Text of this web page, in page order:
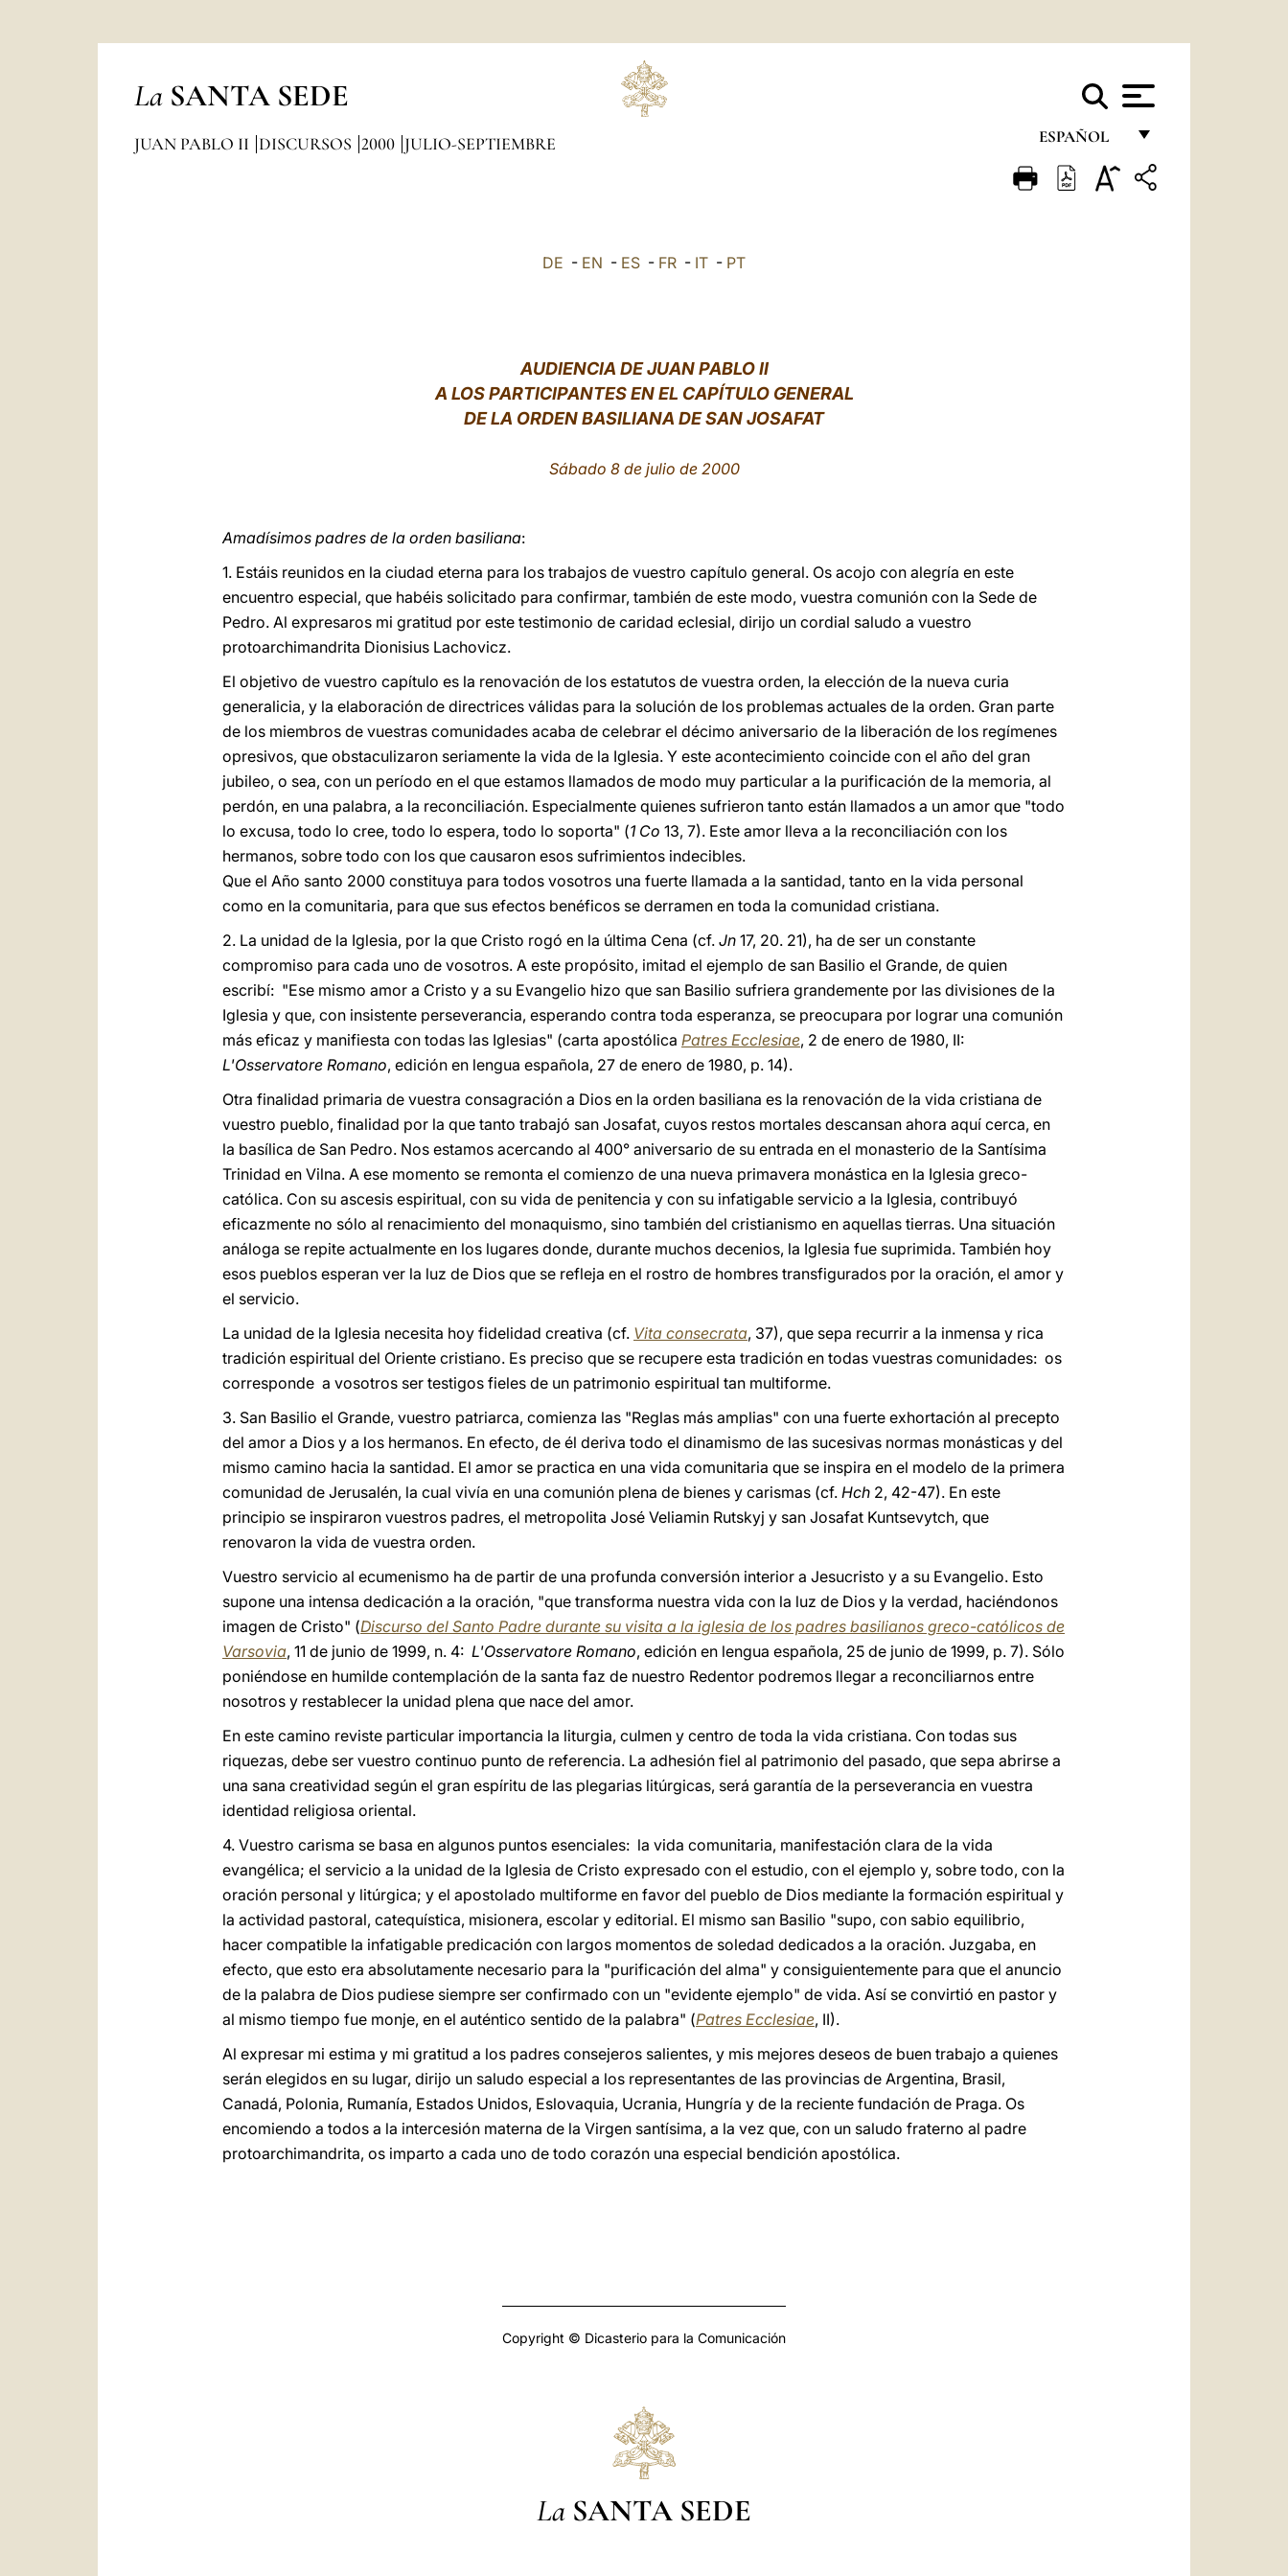
La SANTA SEDE
ESPAÑOL
FRANÇAIS
JUAN PABLO II DISCURSOS 2000 JULIO-SEPTIEMBRE
DE - EN - ES - FR - IT - PT
AUDIENCIA DE JUAN PABLO II
A LOS PARTICIPANTES EN EL CAPÍTULO GENERAL
DE LA ORDEN BASILIANA DE SAN JOSAFAT
Sábado 8 de julio de 2000
Amadísimos padres de la orden basiliana:
1. Estáis reunidos en la ciudad eterna para los trabajos de vuestro capítulo general. Os acojo con alegría en este
encuentro especial, que habéis solicitado para confirmar, también de este modo, vuestra comunión con la Sede de
Pedro. Al expresaros mi gratitud por este testimonio de caridad eclesial, dirijo un cordial saludo a vuestro
protoarchimandrita Dionisius Lachovicz.
El objetivo de vuestro capítulo es la renovación de los estatutos de vuestra orden, la elección de la nueva curia
generalicia, y la elaboración de directrices válidas para la solución de los problemas actuales de la orden. Gran parte
de los miembros de vuestras comunidades acaba de celebrar el décimo aniversario de la liberación de los regímenes
opresivos, que obstaculizaron seriamente la vida de la Iglesia. Y este acontecimiento coincide con el año del gran
jubileo, o sea, con un período en el que estamos llamados de modo muy particular a la purificación de la memoria, al
perdón, en una palabra, a la reconciliación. Especialmente quienes sufrieron tanto están llamados a un amor que "todo
lo excusa, todo lo cree, todo lo espera, todo lo soporta" (1 Co 13, 7). Este amor lleva a la reconciliación con los
hermanos, sobre todo con los que causaron esos sufrimientos indecibles.
Que el Año santo 2000 constituya para todos vosotros una fuerte llamada a la santidad, tanto en la vida personal
como en la comunitaria, para que sus efectos benéficos se derramen en toda la comunidad cristiana.
2. La unidad de la Iglesia, por la que Cristo rogó en la última Cena (cf. Jn 17, 20. 21), ha de ser un constante
compromiso para cada uno de vosotros. A este propósito, imitad el ejemplo de san Basilio el Grande, de quien
escribí: "Ese mismo amor a Cristo y a su Evangelio hizo que san Basilio sufriera grandemente por las divisiones de la
Iglesia y que, con insistente perseverancia, esperando contra toda esperanza, se preocupara por lograr una comunión
más eficaz y manifiesta con todas las Iglesias" (carta apostólica Patres Ecclesiae, 2 de enero de 1980, II:
L'Osservatore Romano, edición en lengua española, 27 de enero de 1980, p. 14).
Otra finalidad primaria de vuestra consagración a Dios en la orden basiliana es la renovación de la vida cristiana de
vuestro pueblo, finalidad por la que tanto trabajó san Josafat, cuyos restos mortales descansan ahora aquí cerca, en
la basílica de San Pedro. Nos estamos acercando al 400° aniversario de su entrada en el monasterio de la Santísima
Trinidad en Vilna. A ese momento se remonta el comienzo de una nueva primavera monástica en la Iglesia greco-
católica. Con su ascesis espiritual, con su vida de penitencia y con su infatigable servicio a la Iglesia, contribuyó
eficazmente no sólo al renacimiento del monaquismo, sino también del cristianismo en aquellas tierras. Una situación
análoga se repite actualmente en los lugares donde, durante muchos decenios, la Iglesia fue suprimida. También hoy
esos pueblos esperan ver la luz de Dios que se refleja en el rostro de hombres transfigurados por la oración, el amor y
el servicio.
La unidad de la Iglesia necesita hoy fidelidad creativa (cf. Vita consecrata, 37), que sepa recurrir a la inmensa y rica
tradición espiritual del Oriente cristiano. Es preciso que se recupere esta tradición en todas vuestras comunidades: os
corresponde a vosotros ser testigos fieles de un patrimonio espiritual tan multiforme.
3. San Basilio el Grande, vuestro patriarca, comienza las "Reglas más amplias" con una fuerte exhortación al precepto
del amor a Dios y a los hermanos. En efecto, de él deriva todo el dinamismo de las sucesivas normas monásticas y del
mismo camino hacia la santidad. El amor se practica en una vida comunitaria que se inspira en el modelo de la primera
comunidad de Jerusalén, la cual vivía en una comunión plena de bienes y carismas (cf. Hch 2, 42-47). En este
principio se inspiraron vuestros padres, el metropolita José Veliamin Rutskyj y san Josafat Kuntsevytch, que
renovaron la vida de vuestra orden.
Vuestro servicio al ecumenismo ha de partir de una profunda conversión interior a Jesucristo y a su Evangelio. Esto
supone una intensa dedicación a la oración, "que transforma nuestra vida con la luz de Dios y la verdad, haciéndonos
imagen de Cristo" (Discurso del Santo Padre durante su visita a la iglesia de los padres basilianos greco-católicos de
Varsovia, 11 de junio de 1999, n. 4: L'Osservatore Romano, edición en lengua española, 25 de junio de 1999, p. 7). Sólo
poniéndose en humilde contemplación de la santa faz de nuestro Redentor podremos llegar a reconciliarnos entre
nosotros y restablecer la unidad plena que nace del amor.
En este camino reviste particular importancia la liturgia, culmen y centro de toda la vida cristiana. Con todas sus
riquezas, debe ser vuestro continuo punto de referencia. La adhesión fiel al patrimonio del pasado, que sepa abrirse a
una sana creatividad según el gran espíritu de las plegarias litúrgicas, será garantía de la perseverancia en vuestra
identidad religiosa oriental.
4. Vuestro carisma se basa en algunos puntos esenciales: la vida comunitaria, manifestación clara de la vida
evangélica; el servicio a la unidad de la Iglesia de Cristo expresado con el estudio, con el ejemplo y, sobre todo, con la
oración personal y litúrgica; y el apostolado multiforme en favor del pueblo de Dios mediante la formación espiritual y
la actividad pastoral, catequística, misionera, escolar y editorial. El mismo san Basilio "supo, con sabio equilibrio,
hacer compatible la infatigable predicación con largos momentos de soledad dedicados a la oración. Juzgaba, en
efecto, que esto era absolutamente necesario para la "purificación del alma" y consiguientemente para que el anuncio
de la palabra de Dios pudiese siempre ser confirmado con un "evidente ejemplo" de vida. Así se convirtió en pastor y
al mismo tiempo fue monje, en el auténtico sentido de la palabra" (Patres Ecclesiae, II).
Al expresar mi estima y mi gratitud a los padres consejeros salientes, y mis mejores deseos de buen trabajo a quienes
serán elegidos en su lugar, dirijo un saludo especial a los representantes de las provincias de Argentina, Brasil,
Canadá, Polonia, Rumanía, Estados Unidos, Eslovaquia, Ucrania, Hungría y de la reciente fundación de Praga. Os
encomiendo a todos a la intercesión materna de la Virgen santísima, a la vez que, con un saludo fraterno al padre
protoarchimandrita, os imparto a cada uno de todo corazón una especial bendición apostólica.
Copyright © Dicasterio para la Comunicación
La SANTA SEDE